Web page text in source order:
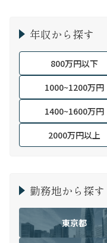
年収から探す
800万円以下
1000~1200万円
1400~1600万円
2000万円以上
勤務地から探す
東京都